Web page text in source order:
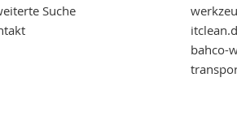
(inkl. Maestro)
Überweisung sowie eps (PAYONE)
Partnershop
Suche
bahco-